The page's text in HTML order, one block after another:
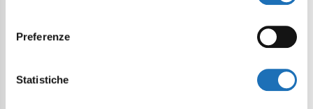
Preferenze
Statistiche